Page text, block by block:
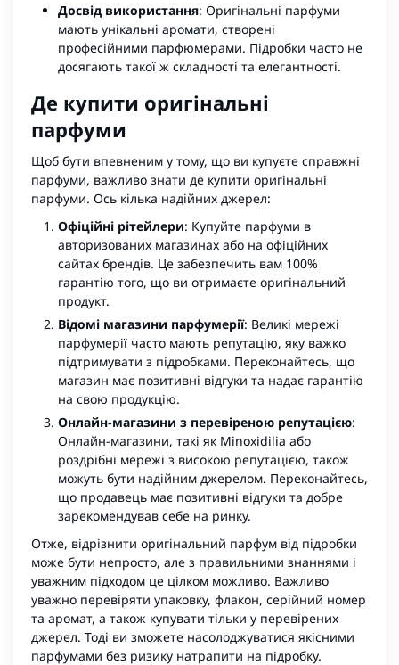
Досвід використання: Оригінальні парфуми
мають унікальні аромати, створені
професійними парфюмерами. Підробки часто не
досягають такої ж складності та елегантності.
Де купити оригінальні
парфуми
Щоб бути впевненим у тому, що ви купуєте справжні
парфуми, важливо знати де купити оригінальні
парфуми. Ось кілька надійних джерел:
Офіційні рітейлери: Купуйте парфуми в
авторизованих магазинах або на офіційних
сайтах брендів. Це забезпечить вам 100%
гарантію того, що ви отримаєте оригінальний
продукт.
Відомі магазини парфумерії: Великі мережі
парфумерії часто мають репутацію, яку важко
підтримувати з підробками. Переконайтесь, що
магазин має позитивні відгуки та надає гарантію
на свою продукцію.
Онлайн-магазини з перевіреною репутацією:
Онлайн-магазини, такі як Minoxidilia або
роздрібні мережі з високою репутацією, також
можуть бути надійним джерелом. Переконайтесь,
що продавець має позитивні відгуки та добре
зарекомендував себе на ринку.
Отже, відрізнити оригінальний парфум від підробки
може бути непросто, але з правильними знаннями і
уважним підходом це цілком можливо. Важливо
уважно перевіряти упаковку, флакон, серійний номер
та аромат, а також купувати тільки у перевірених
джерел. Тоді ви зможете насолоджуватися якісними
парфумами без ризику натрапити на підробку.